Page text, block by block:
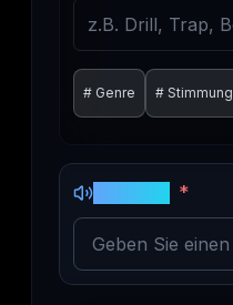
# Genre # Stimmung
*